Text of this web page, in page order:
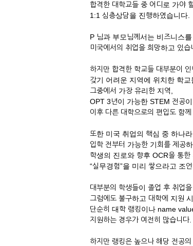
합격한 대학교들 중 어디로 가야
1:1 심층상담을 진행하였습니다.
P 님과 부모님께서는 비즈니스
미국에서의 취업을 희망하고 있습
하지만 합격한 학교들 대부분이
갖기 어려운 지역에 위치한 학교
그중에서 가장 유리한 지역,
OPT 3년이 가능한 STEM 전공이
이후 다른 대학으로의 편입도 함
또한 미국 취업의 핵심 중 하나
입학 전부터 가능한 기회를 제공
학생의 진로와 향후 OCR을 통한
“실무경험”을 미리 쌓으라고 조
대부분의 학생들이 졸업 후 취업을
그럼에도 불구하고 대학에 지원
단순히 대학 랭킹이나 name
지원하는 경우가 여전히 많습니다.
하지만 랭킹은 높으나 해당 전공의